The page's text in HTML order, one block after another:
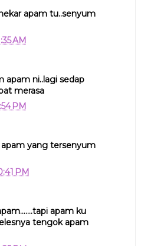
apam tu..senyum
AM
apam ni..lagi sedap
merasa
PM
yang tersenyum
PM
apam ku
tengok apam